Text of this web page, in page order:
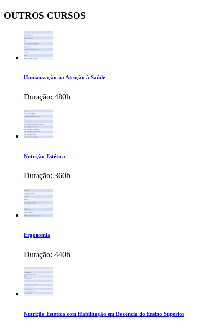
OUTROS CURSOS
Humanização na Atenção à Saúde
Duração: 480h
Nutrição Estética
Duração: 360h
Ergonomia
Duração: 440h
Nutrição Estética com Habilitação em Docência do Ensino Superior